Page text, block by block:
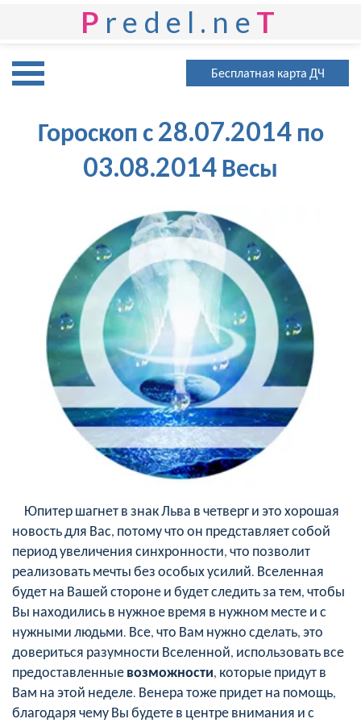
P redel.ne T
Бесплатная карта ДЧ
Гороскоп с 28.07.2014 по
03.08.2014 Весы
Юпитер шагнет в знак Льва в четверг и это хорошая
новость для Вас, потому что он представляет собой
период увеличения синхронности, что позволит
реализовать мечты без особых усилий. Вселенная
будет на Вашей стороне и будет следить за тем, чтобы
Вы находились в нужное время в нужном месте и с
нужными людьми. Все, что Вам нужно сделать, это
довериться разумности Вселенной, использовать все
предоставленныевозможности, которые придут в
Вам на этой неделе. Венера тоже придет на помощь,
благодаря чему Вы будете в центре внимания и с